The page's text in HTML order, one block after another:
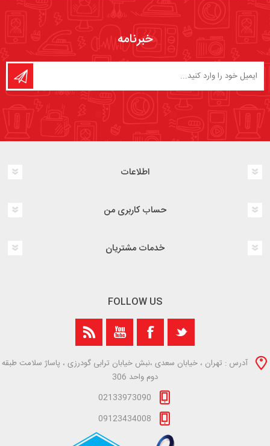
خبرنامه
اطلاعات
حساب کاربری من
خدمات مشتریان
FOLLOW US
آدرس : تهران ، خیابان سعدی ،نبش خیابان ترابی گودرزی ، پاساژ سلامت طبقه
دوم واحد 306
02133973090
09123434008